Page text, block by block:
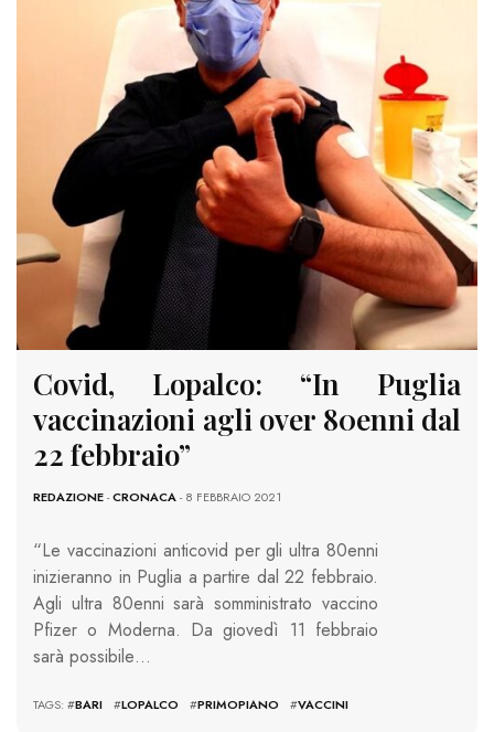
Covid, Lopalco: “In Puglia
vaccinazioni agli over 80enni dal
22 febbraio”
REDAZIONE-CRONACA- 8 FEBBRAIO 2021
“Le vaccinazioni anticovid per gli ultra 80enni
inizieranno in Puglia a partire dal 22 febbraio.
Agli ultra 80enni sarà somministrato vaccino
Pfizer o Moderna. Da giovedì 11 febbraio
sarà possibile…
TAGS: #BARI #LOPALCO #PRIMOPIANO #VACCINI